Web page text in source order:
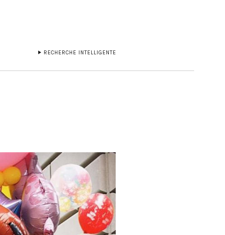
RECHERCHE INTELLIGENTE